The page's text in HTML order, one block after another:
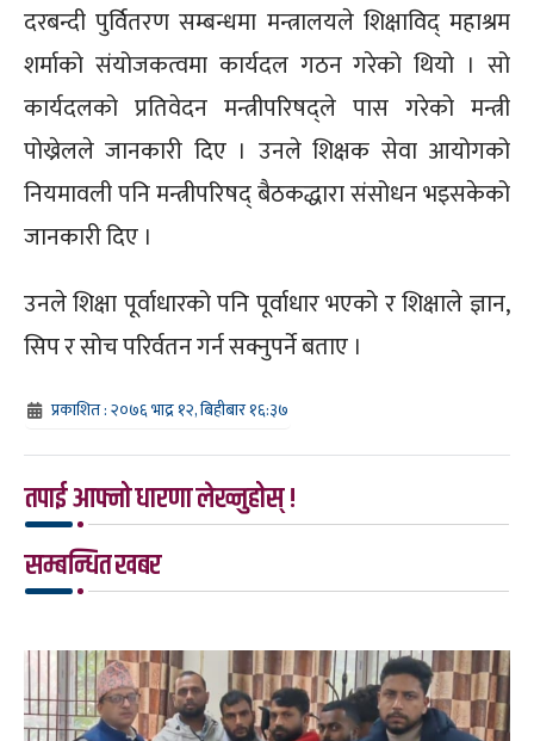
दरबन्दी पुर्वितरण सम्बन्धमा मन्त्रालयले शिक्षाविद् महाश्रम
शर्माको संयोजकत्वमा कार्यदल गठन गरेको थियो । सो
कार्यदलको प्रतिवेदन मन्त्रीपरिषद्ले पास गरेको मन्त्री
पोख्रेलले जानकारी दिए । उनले शिक्षक सेवा आयोगको
नियमावली पनि मन्त्रीपरिषद् बैठकद्धारा संसोधन भइसकेको
जानकारी दिए ।
उनले शिक्षा पूर्वाधारको पनि पूर्वाधार भएको र शिक्षाले ज्ञान,
सिप र सोच परिर्वतन गर्न सक्नुपर्ने बताए ।
प्रकाशित : २०७६ भाद्र १२, बिहीबार १६:३७
तपाई आफ्नो धारणा लेख्नुहोस् !
सम्बन्धित खबर